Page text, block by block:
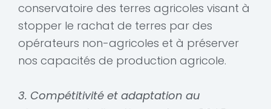
conservatoire des terres agricoles visant à
stopper le rachat de terres par des
opérateurs non-agricoles et à préserver
nos capacités de production agricole.
3. Compétitivité et adaptation au